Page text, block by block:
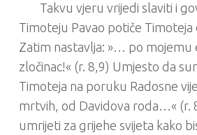
Takvu vjeru vrijedi slaviti i
Timoteju Pavao potiče Timoteja
Zatim nastavlja: »… po mojemu
zločinac!« (r. 8,9) Umjesto da
Timoteja na poruku Radosne
mrtvih, od Davidova roda…« (r.
umrijeti za grijehe svijeta kako